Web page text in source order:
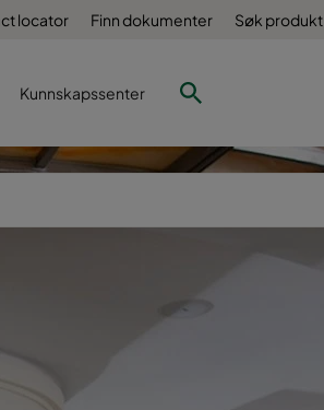
locator Finn dokumenter Søk produkt
Kunnskapssenter